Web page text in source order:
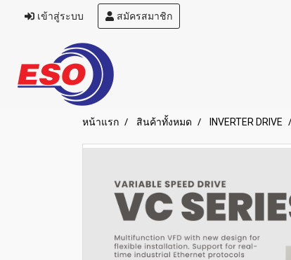
เข้าสู่ระบบ สมัครสมาชิก
หน้าแรก สินค้าทั้งหมด INVERTER DRIVE